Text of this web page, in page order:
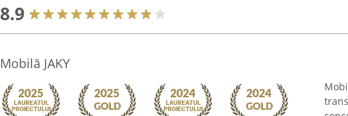
8.9
Mobilă JAKY